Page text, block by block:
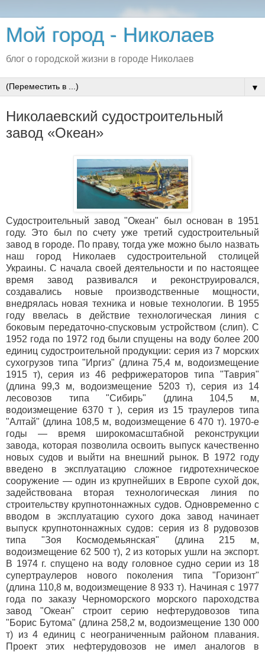
Мой город - Николаев
блог о городской жизни в городе Николаев
▼
Николаевский судостроительный
завод «Океан»
Судостроительный завод "Океан" был основан в 1951
году. Это был по счету уже третий судостроительный
завод в городе. По праву, тогда уже можно было назвать
наш город Николаев судостроительной столицей
Украины. С начала своей деятельности и по настоящее
время завод развивался и реконструировался,
создавались новые производственные мощности,
внедрялась новая техника и новые технологии. В 1955
году ввелась в действие технологическая линия с
боковым передаточно-спусковым устройством (слип). С
1952 года по 1972 год были спущены на воду более 200
единиц судостроительной продукции: серия из 7 морских
сухогрузов типа "Иргиз" (длина 75,4 м, водоизмещение
1915 т), серия из 46 рефрижераторов типа "Таврия"
(длина 99,3 м, водоизмещение 5203 т), серия из 14
лесовозов типа "Сибирь" (длина 104,5 м,
водоизмещение 6370 т ), серия из 15 траулеров типа
"Алтай" (длина 108,5 м, водоизмещение 6 470 т). 1970-е
годы — время широкомасштабной реконструкции
завода, которая позволила освоить выпуск качественно
новых судов и выйти на внешний рынок. В 1972 году
введено в эксплуатацию сложное гидротехническое
сооружение — один из крупнейших в Европе сухой док,
задействована вторая технологическая линия по
строительству крупнотоннажных судов. Одновременно с
вводом в эксплуатацию сухого дока завод начинает
выпуск крупнотоннажных судов: серия из 8 рудовозов
типа "Зоя Космодемьянская" (длина 215 м,
водоизмещение 62 500 т), 2 из которых ушли на экспорт.
В 1974 г. спущено на воду головное судно серии из 18
супертраулеров нового поколения типа "Горизонт"
(длина 110,8 м, водоизмещение 8 933 т). Начиная с 1977
года по заказу Черноморского морского пароходства
завод "Океан" строит серию нефтерудовозов типа
"Борис Бутома" (длина 258,2 м, водоизмещение 130 000
т) из 4 единиц с неограниченным районом плавания.
Проект этих нефтерудовозов не имел аналогов в